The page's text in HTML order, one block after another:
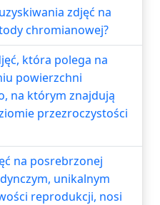
zdjęć na
chromianowej?
która polega na
powierzchni
na którym znajdują
przezroczystości
na posrebrzonej
unikalnym
reprodukcji, nosi